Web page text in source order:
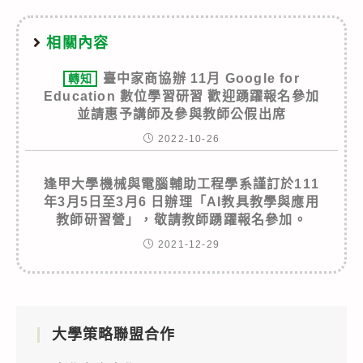
相關內容
轉知
臺中家商協辦 11月 Google for
Education 數位學習研習 歡迎踴躍報名參加
並請惠予講師及參與教師公假出席
2022-10-26
逢甲大學機械與電腦輔助工程學系謹訂於111
年3月5日至3月6 日辦理「AI教具教學與應用
教師研習營」，敬請教師踴躍報名參加。
2021-12-29
大學策略聯盟合作